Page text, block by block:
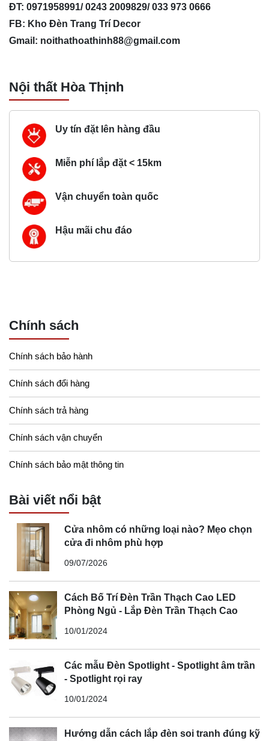
ĐT: 0971958991/ 0243 2009829/ 033 973 0666
FB: Kho Đèn Trang Trí Decor
Gmail: noithathoathinh88@gmail.com
Nội thất Hòa Thịnh
Uy tín đặt lên hàng đầu
Miễn phí lắp đặt < 15km
Vận chuyển toàn quốc
Hậu mãi chu đáo
Chính sách
Chính sách bảo hành
Chính sách đổi hàng
Chính sách trả hàng
Chính sách vận chuyển
Chính sách bảo mật thông tin
Bài viết nổi bật
Cửa nhôm có những loại nào? Mẹo chọn
cửa đi nhôm phù hợp
09/07/2026
Cách Bố Trí Đèn Trần Thạch Cao LED
Phòng Ngủ - Lắp Đèn Trần Thạch Cao
10/01/2024
Các mẫu Đèn Spotlight - Spotlight âm trần
- Spotlight rọi ray
10/01/2024
Hướng dẫn cách lắp đèn soi tranh đúng kỹ